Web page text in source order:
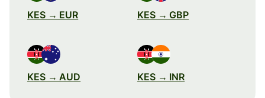
KES → EUR KES → GBP
KES → AUD KES → INR